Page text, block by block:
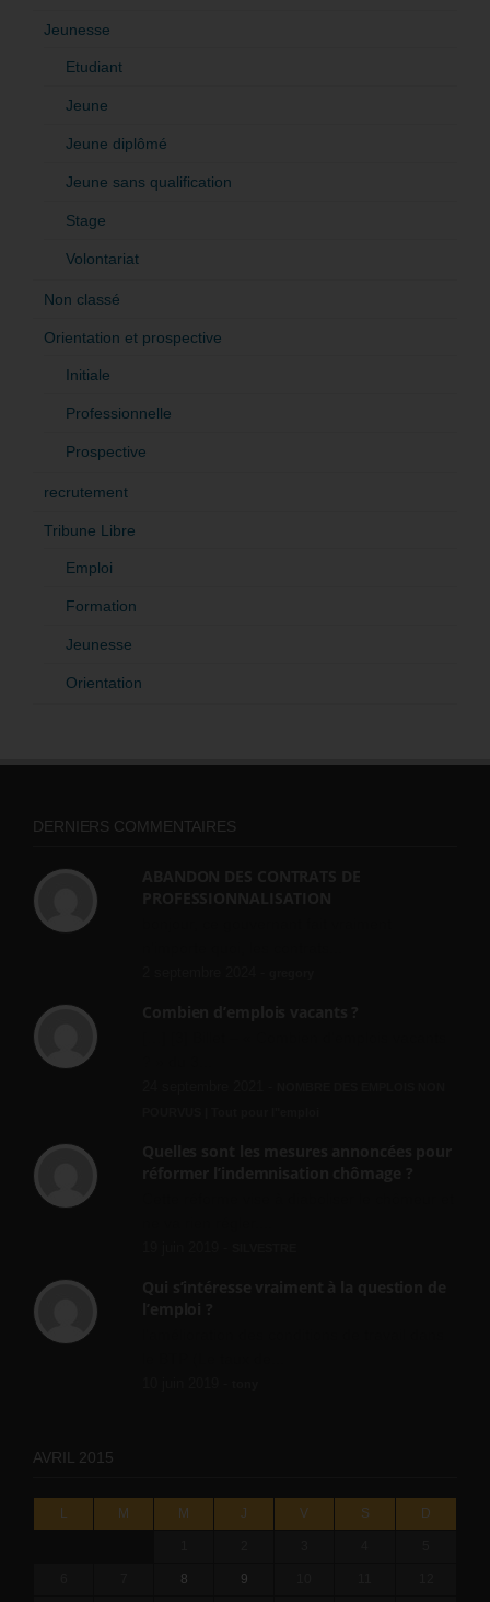
Jeunesse
Etudiant
Jeune
Jeune diplômé
Jeune sans qualification
Stage
Volontariat
Non classé
Orientation et prospective
Initiale
Professionnelle
Prospective
recrutement
Tribune Libre
Emploi
Formation
Jeunesse
Orientation
DERNIERS COMMENTAIRES
AVRIL 2015
L M M J V S D
8 9